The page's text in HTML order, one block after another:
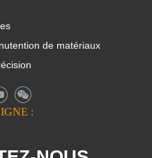
de matériaux
: